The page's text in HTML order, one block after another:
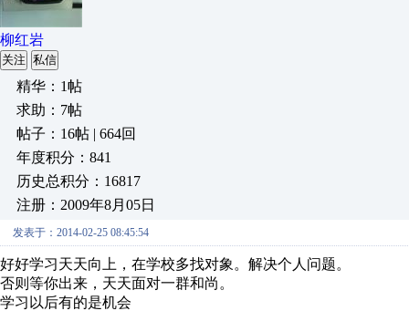
柳红岩
关注 私信
精华：1帖
求助：7帖
帖子：16帖 | 664回
年度积分：841
历史总积分：16817
注册：2009年8月05日
发表于：2014-02-25 08:45:54
好好学习天天向上，在学校多找对象。解决个人问题。
否则等你出来，天天面对一群和尚。
学习以后有的是机会